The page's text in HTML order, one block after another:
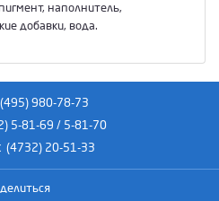
наполнитель,
добавки, вода.
(495) 980-78-73
5-81-69 / 5-81-70
(4732) 20-51-33